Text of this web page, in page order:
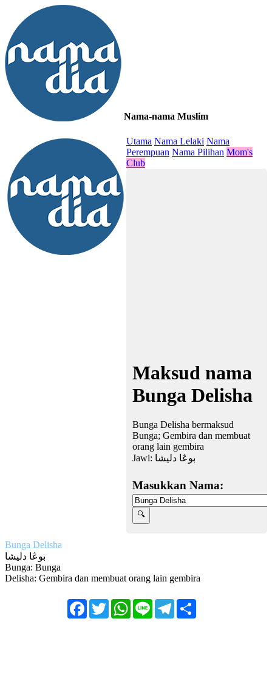
Nama-nama Muslim
Utama Nama Lelaki Nama
Perempuan Nama Pilihan Mom's
Club
Maksud nama
Bunga Delisha
Bunga Delisha bermaksud
Bunga; Gembira dan membuat
orang lain gembira
Jawi: بوڠا دليشا
Masukkan Nama:
Bunga Delisha
بوڠا دليشا
Bunga: Bunga
Delisha: Gembira dan membuat orang lain gembira
FacebookTwitterWhatsApp
Line Telegram